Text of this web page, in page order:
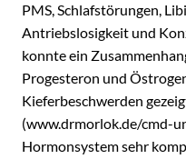
PMS, Schlafstörungen,
Antriebslosigkeit und
konnte ein
Progesteron und
Kieferbeschwerden
(www.drmorlok.de/cmd-
Hormonsystem sehr